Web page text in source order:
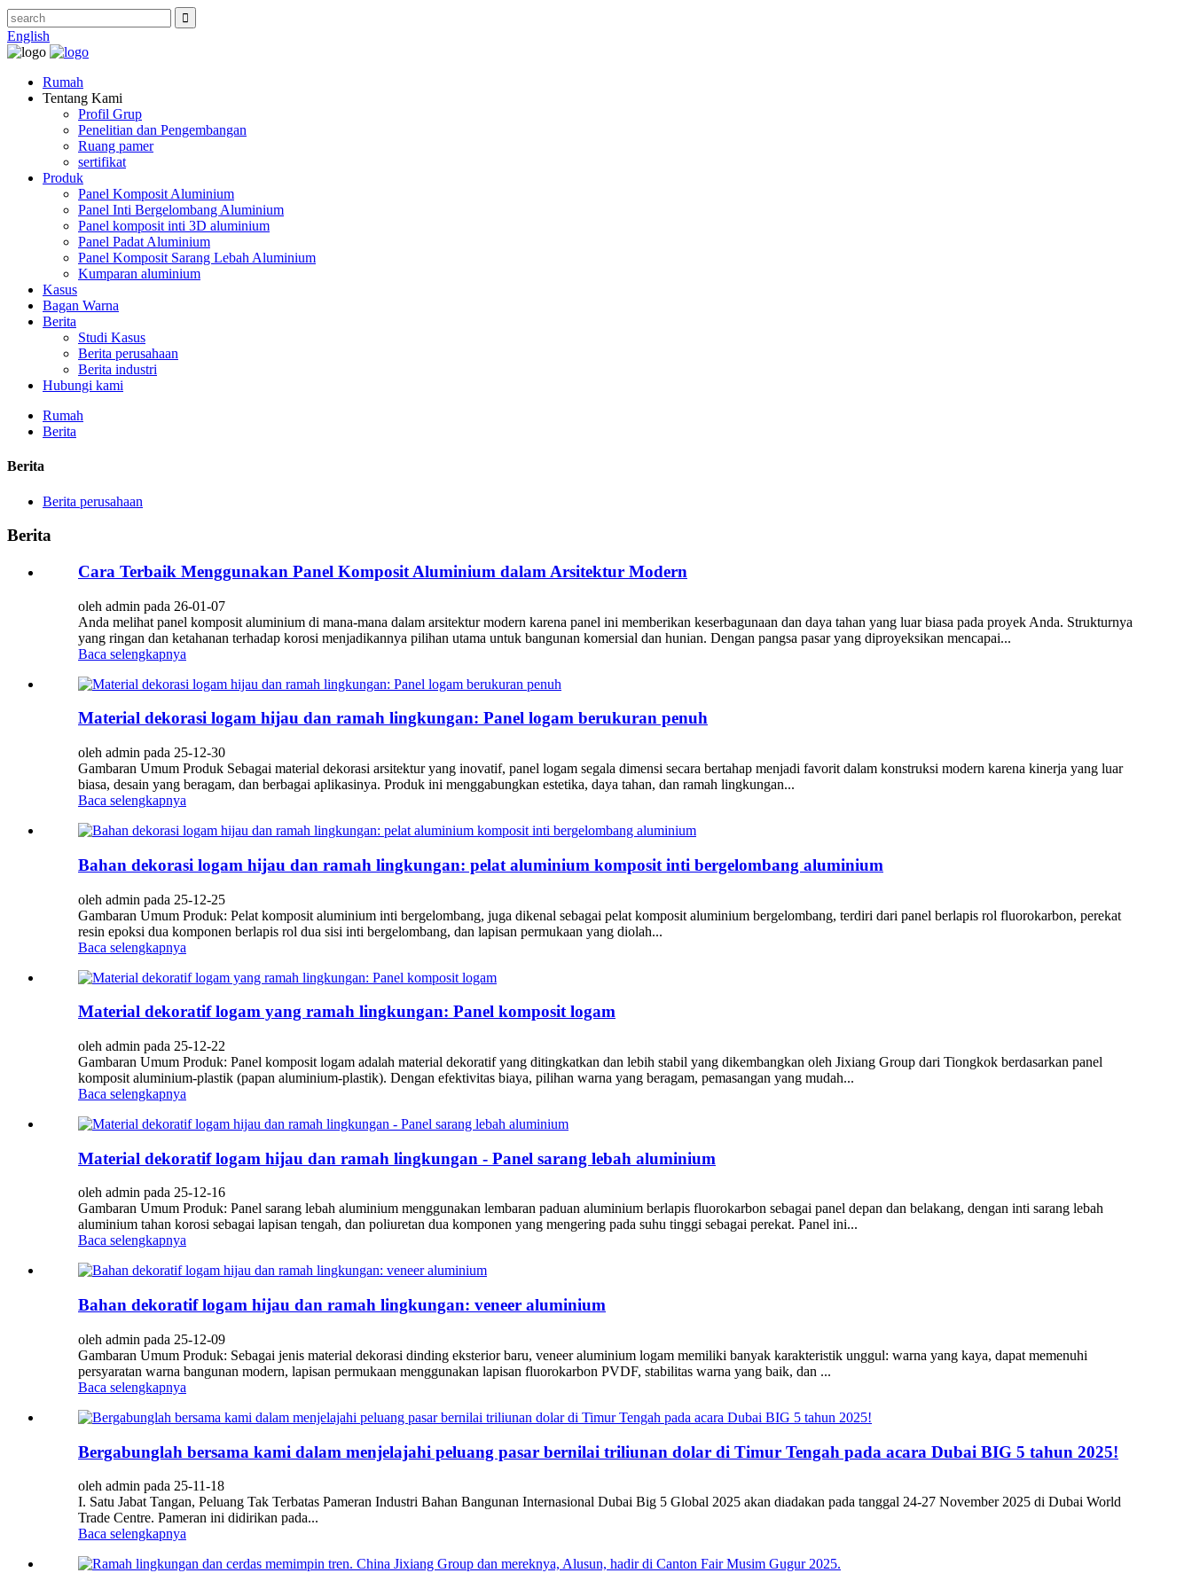
English
Rumah
Tentang Kami
Profil Grup
Penelitian dan Pengembangan
Ruang pamer
sertifikat
Produk
Panel Komposit Aluminium
Panel Inti Bergelombang Aluminium
Panel komposit inti 3D aluminium
Panel Padat Aluminium
Panel Komposit Sarang Lebah Aluminium
Kumparan aluminium
Kasus
Bagan Warna
Berita
Studi Kasus
Berita perusahaan
Berita industri
Hubungi kami
Rumah
Berita
Berita
Berita perusahaan
Berita
Cara Terbaik Menggunakan Panel Komposit Aluminium dalam Arsitektur Modern
oleh admin pada 26-01-07
Anda melihat panel komposit aluminium di mana-mana dalam arsitektur modern karena panel ini memberikan keserbagunaan dan daya tahan yang luar biasa pada proyek Anda. Strukturnya
yang ringan dan ketahanan terhadap korosi menjadikannya pilihan utama untuk bangunan komersial dan hunian. Dengan pangsa pasar yang diproyeksikan mencapai...
Baca selengkapnya
Material dekorasi logam hijau dan ramah lingkungan: Panel logam berukuran penuh
oleh admin pada 25-12-30
Gambaran Umum Produk Sebagai material dekorasi arsitektur yang inovatif, panel logam segala dimensi secara bertahap menjadi favorit dalam konstruksi modern karena kinerja yang luar
biasa, desain yang beragam, dan berbagai aplikasinya. Produk ini menggabungkan estetika, daya tahan, dan ramah lingkungan...
Baca selengkapnya
Bahan dekorasi logam hijau dan ramah lingkungan: pelat aluminium komposit inti bergelombang aluminium
oleh admin pada 25-12-25
Gambaran Umum Produk: Pelat komposit aluminium inti bergelombang, juga dikenal sebagai pelat komposit aluminium bergelombang, terdiri dari panel berlapis rol fluorokarbon, perekat
resin epoksi dua komponen berlapis rol dua sisi inti bergelombang, dan lapisan permukaan yang diolah...
Baca selengkapnya
Material dekoratif logam yang ramah lingkungan: Panel komposit logam
oleh admin pada 25-12-22
Gambaran Umum Produk: Panel komposit logam adalah material dekoratif yang ditingkatkan dan lebih stabil yang dikembangkan oleh Jixiang Group dari Tiongkok berdasarkan panel
komposit aluminium-plastik (papan aluminium-plastik). Dengan efektivitas biaya, pilihan warna yang beragam, pemasangan yang mudah...
Baca selengkapnya
Material dekoratif logam hijau dan ramah lingkungan - Panel sarang lebah aluminium
oleh admin pada 25-12-16
Gambaran Umum Produk: Panel sarang lebah aluminium menggunakan lembaran paduan aluminium berlapis fluorokarbon sebagai panel depan dan belakang, dengan inti sarang lebah
aluminium tahan korosi sebagai lapisan tengah, dan poliuretan dua komponen yang mengering pada suhu tinggi sebagai perekat. Panel ini...
Baca selengkapnya
Bahan dekoratif logam hijau dan ramah lingkungan: veneer aluminium
oleh admin pada 25-12-09
Gambaran Umum Produk: Sebagai jenis material dekorasi dinding eksterior baru, veneer aluminium logam memiliki banyak karakteristik unggul: warna yang kaya, dapat memenuhi
persyaratan warna bangunan modern, lapisan permukaan menggunakan lapisan fluorokarbon PVDF, stabilitas warna yang baik, dan ...
Baca selengkapnya
Bergabunglah bersama kami dalam menjelajahi peluang pasar bernilai triliunan dolar di Timur Tengah pada acara Dubai BIG 5 tahun 2025!
oleh admin pada 25-11-18
I. Satu Jabat Tangan, Peluang Tak Terbatas Pameran Industri Bahan Bangunan Internasional Dubai Big 5 Global 2025 akan diadakan pada tanggal 24-27 November 2025 di Dubai World
Trade Centre. Pameran ini didirikan pada...
Baca selengkapnya